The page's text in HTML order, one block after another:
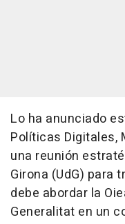
Lo ha anunciado
Políticas Digitales,
una reunión
Girona (UdG) para
debe abordar la
Generalitat en un